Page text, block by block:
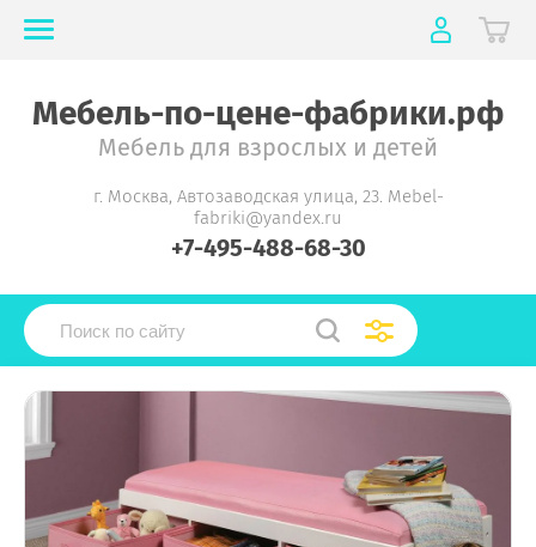
Мебель-по-цене-фабрики.рф
Мебель для взрослых и детей
г. Москва, Автозаводская улица, 23. Mebel-
fabriki@yandex.ru
+7-495-488-68-30